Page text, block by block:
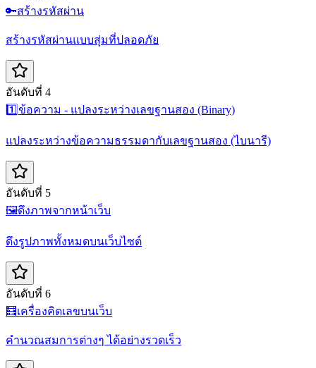
🔑สร้างรหัสผ่าน
สร้างรหัสผ่านแบบสุ่มที่ปลอดภัย
อันดับที่ 4
1️⃣ข้อความ - แปลงระหว่างเลขฐานสอง (Binary)
แปลงระหว่างข้อความธรรมดากับเลขฐานสอง (ไบนารี)
อันดับที่ 5
🖼️ดึงภาพจากหน้าเว็บ
ดึงรูปภาพทั้งหมดบนเว็บไซต์
อันดับที่ 6
🧮เครื่องคิดเลขบนเว็บ
คำนวณสมการต่างๆ ได้อย่างรวดเร็ว